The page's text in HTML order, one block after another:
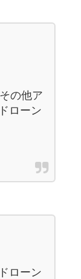
の他ア
ローン
ローン